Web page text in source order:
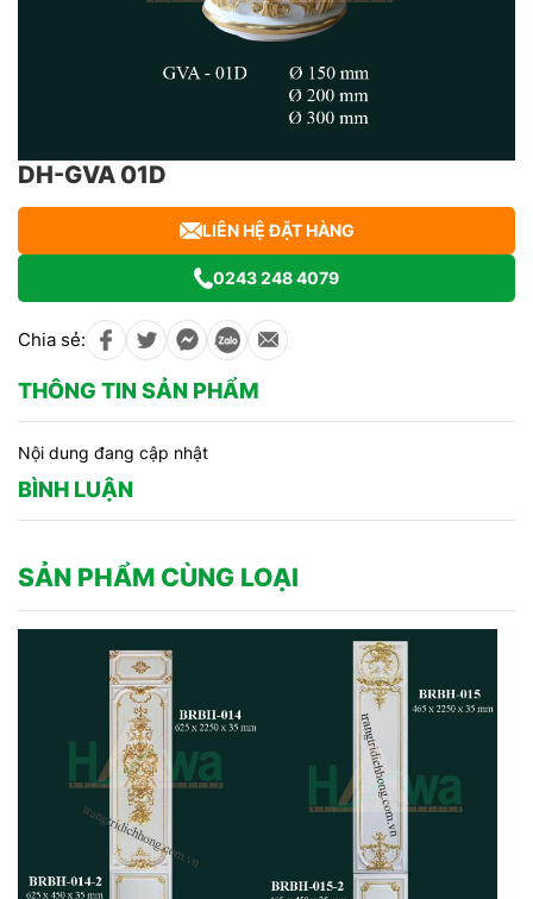
DH-GVA 01D
LIÊN HỆ ĐẶT HÀNG
0243 248 4079
Chia sẻ:
THÔNG TIN SẢN PHẨM
Nội dung đang cập nhật
BÌNH LUẬN
SẢN PHẨM CÙNG LOẠI